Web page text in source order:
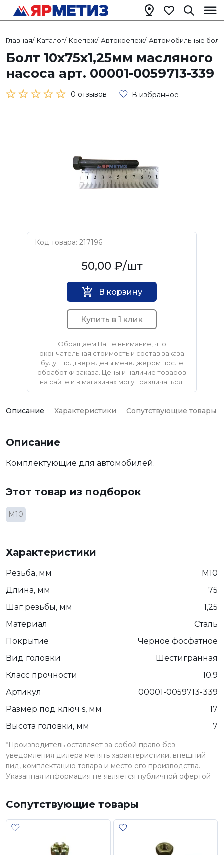
Главная/ Каталог/ Крепеж/ Автокрепеж/ Автомобильные
Болт 10х75х1,25мм масляного
насоса арт. 00001-0059713-339
0 отзывов В избранное
Код товара: 217196
Нет бренда50,00 ₽/шт
В корзину
Купить в 1 клик
Обращаем Ваше внимание, что
окончательная стоимость и состав заказа
будут подтверждены менеджером после
обработки заказа. Цены и наличие товаров
на сайте и в магазинах могут различаться.
Описание Характеристики Сопутствующие товары
Описание
Комплектующие для автомобилей.
Этот товар из подборок
М10
Характеристики
Резьба, мм
М10
Длина, мм
75
Шаг резьбы, мм
1,25
Материал
Сталь
Покрытие
Черное фосфатное
Вид головки
Шестигранная
Класс прочности
10.9
Артикул
00001-0059713-339
Размер под ключ s, мм
17
Высота головки, мм
7
*Производитель оставляет за собой право без
уведомления дилера менять характеристики, внешний
вид, комплектацию товара и место его производства.
Указанная информация не является публичной офертой
Сопутствующие товары